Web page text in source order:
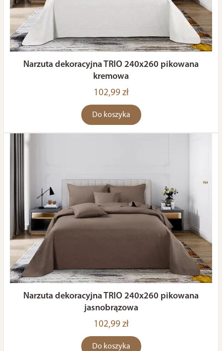
Narzuta dekoracyjna TRIO 240x260 pikowana
kremowa
102,99 zł
Do koszyka
Narzuta dekoracyjna TRIO 240x260 pikowana
jasnobrązowa
102,99 zł
Do koszyka